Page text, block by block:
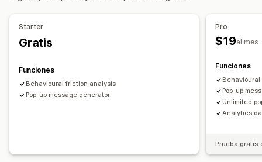
Generación de IA
Starter
Gratis
Funciones
Behavioural friction analysis
Pop-up message generator
Pro
$19al mes
Funciones
Pop-up
Unlimited
Analytics
Prueba gratis